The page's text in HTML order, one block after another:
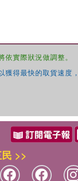
實際狀況做調整。
得最快的取貨速度
>>